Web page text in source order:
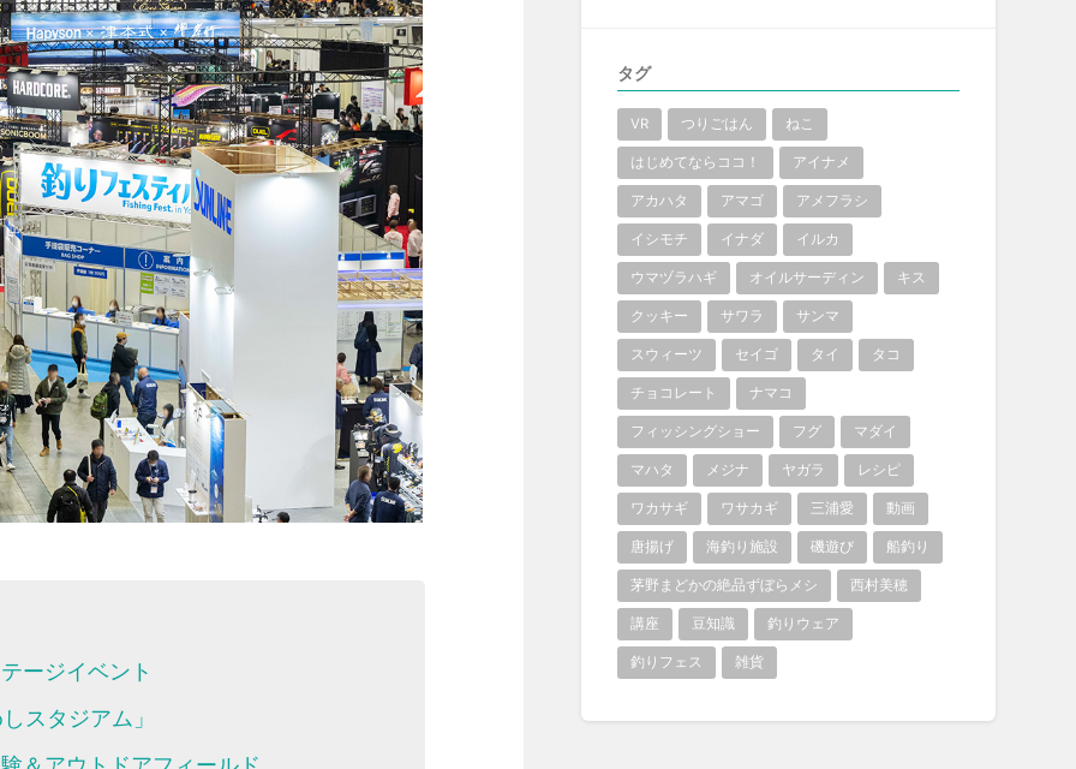
ージイベント
スタジアム」
タグ
VR つりごはん ねこ
はじめてならココ！ アイナメ
アカハタ アマゴ アメフラシ
イシモチ イナダ イルカ
ウマヅラハギ オイルサーディン キス
クッキー サワラ サンマ
スウィーツ セイゴ タイ タコ
チョコレート ナマコ
フィッシングショー フグ マダイ
マハタ メジナ ヤガラ レシピ
ワカサギ ワサカギ 三浦愛 動画
唐揚げ 海釣り施設 磯遊び 船釣り
茅野まどかの絶品ずぼらメシ 西村美穂
講座 豆知識 釣りウェア
釣りフェス 雑貨